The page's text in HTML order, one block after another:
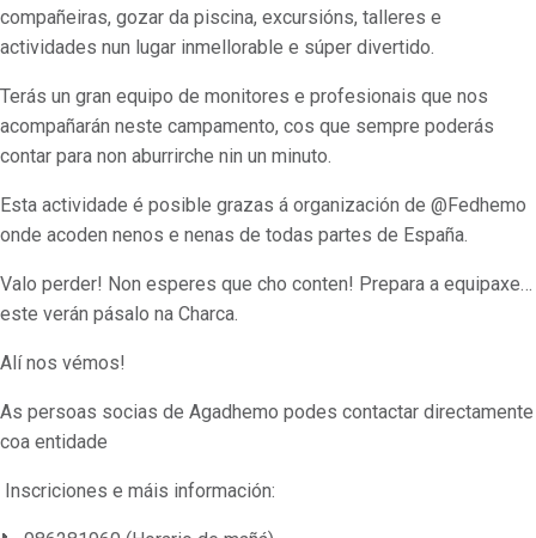
compañeiras, gozar da piscina, excursións, talleres e
actividades nun lugar inmellorable e súper divertido.
Terás un gran equipo de monitores e profesionais que nos
acompañarán neste campamento, cos que sempre poderás
contar para non aburrirche nin un minuto.
Esta actividade é posible grazas á organización de @Fedhemo
onde acoden nenos e nenas de todas partes de España.
Valo perder! Non esperes que cho conten! Prepara a equipaxe…
este verán pásalo na Charca.
Alí nos vémos!
As persoas socias de Agadhemo podes contactar directamente
coa entidade
Inscriciones e máis información: